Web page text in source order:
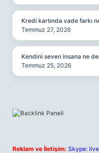
Kredi kartında vade farkı
Temmuz 27, 2026
Kendini seven insana ne
Temmuz 25, 2026
Reklam ve İletişim: Skype: